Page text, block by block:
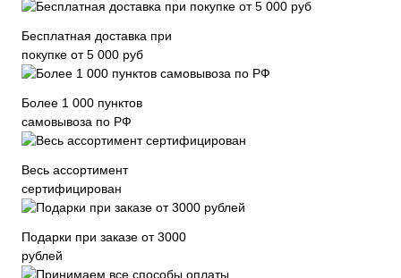
Бесплатная доставка при
покупке от 5 000 руб
Более 1 000 пунктов
самовывоза по РФ
Весь ассортимент
сертифицирован
Подарки при заказе от 3000
рублей